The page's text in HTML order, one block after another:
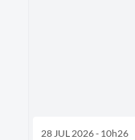
28 JUL 2026 - 10h26